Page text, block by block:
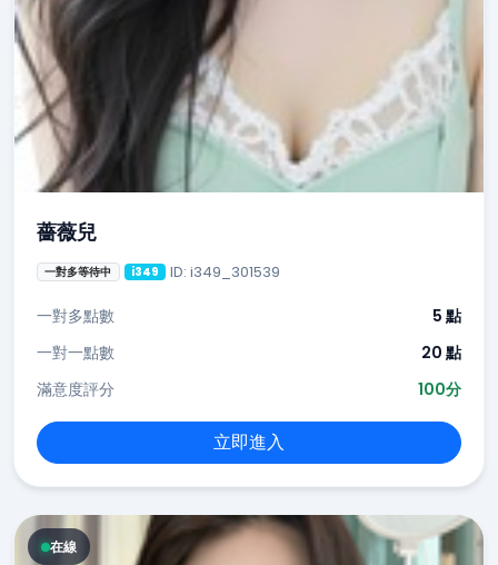
薔薇兒
一對多等待中 i349 ID: i349_301539
一對多點數
5 點
一對一點數
20 點
滿意度評分
100分
立即進入
在線